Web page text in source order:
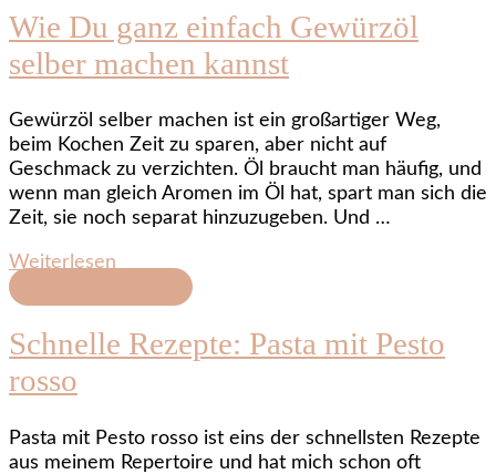
Wie Du ganz einfach Gewürzöl
selber machen kannst
Gewürzöl selber machen ist ein großartiger Weg,
beim Kochen Zeit zu sparen, aber nicht auf
Geschmack zu verzichten. Öl braucht man häufig, und
wenn man gleich Aromen im Öl hat, spart man sich die
Zeit, sie noch separat hinzuzugeben. Und …
Weiterlesen
Schnelle Rezepte: Pasta mit Pesto
rosso
Pasta mit Pesto rosso ist eins der schnellsten Rezepte
aus meinem Repertoire und hat mich schon oft